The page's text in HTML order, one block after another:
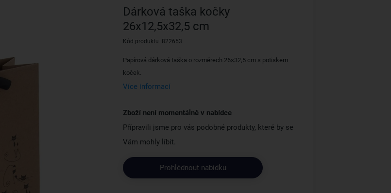
Dárková taška kočky
26x12,5x32,5 cm
Kód produktu 822653
Papírová dárková taška o rozměrech 26×32,5 cm s potiskem
koček.
Více informací
Zboží není momentálně v nabídce
Přípravili jsme pro vás podobné produkty, které by se
Vám mohly líbit.
Prohlédnout nabídku